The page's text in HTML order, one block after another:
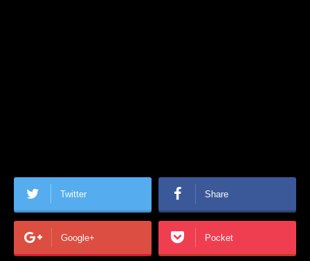
Twitter Share
Google+ Pocket